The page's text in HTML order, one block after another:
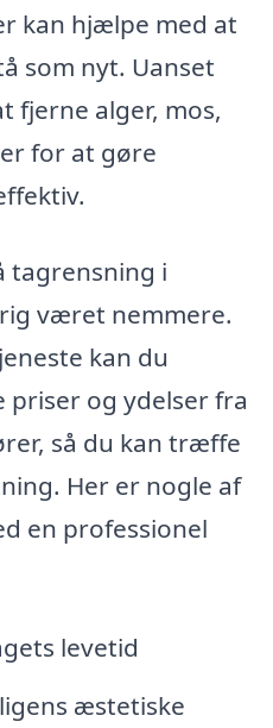
kan hjælpe med at
som nyt. Uanset
fjerne alger, mos,
for at gøre
tagrensning i
været nemmere.
kan du
og ydelser fra
så du kan træffe
Her er nogle af
en professionel
levetid
æstetiske